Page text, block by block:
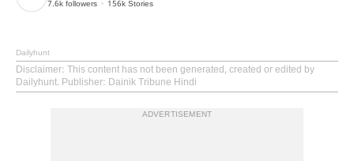
7.6k followers 156k Stories
Dailyhunt
Disclaimer: This content has not been generated, created or edited by
Dailyhunt. Publisher: Dainik Tribune Hindi
ADVERTISEMENT